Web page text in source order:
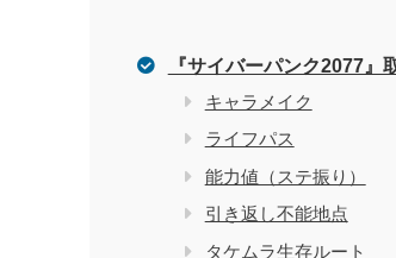
『サイバーパンク2077』
キャラメイク
ライフパス
能力値（ステ振り）
引き返し不能地点
タケムラ生存ルート